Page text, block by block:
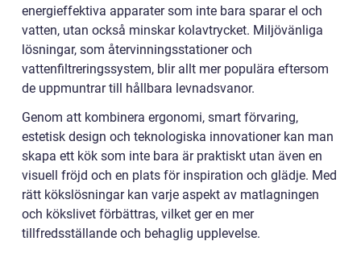
energieffektiva apparater som inte bara sparar el och
vatten, utan också minskar kolavtrycket. Miljövänliga
lösningar, som återvinningsstationer och
vattenfiltreringssystem, blir allt mer populära eftersom
de uppmuntrar till hållbara levnadsvanor.
Genom att kombinera ergonomi, smart förvaring,
estetisk design och teknologiska innovationer kan man
skapa ett kök som inte bara är praktiskt utan även en
visuell fröjd och en plats för inspiration och glädje. Med
rätt kökslösningar kan varje aspekt av matlagningen
och kökslivet förbättras, vilket ger en mer
tillfredsställande och behaglig upplevelse.